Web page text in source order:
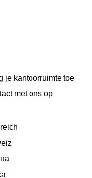
je kantoorruimte toe
met ons op